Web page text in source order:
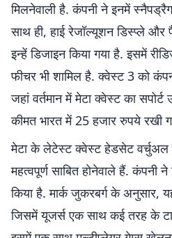
मिलनेवाली है. कंपनी ने इनमें
साथ ही, हाई रेजॉल्यूशन डिस्प्ले
इन्हें डिजाइन किया गया है. इसमें
फीचर भी शामिल है. क्वेस्ट 3 को
जहां वर्तमान में मेटा क्वेस्ट का
कीमत भारत में 25 हजार रुपये रखी
मेटा के लेटेस्ट क्वेस्ट हेडसेट वर्चुअल
महत्वपूर्ण साबित होनेवाले हैं.
किया है. मार्क जुकरबर्ग के
जिसमें यूजर्स एक साथ कई तरह के